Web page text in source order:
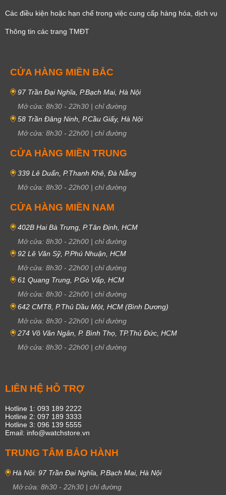
Các điều kiện hoặc hạn chế trong việc cung cấp hàng hóa, dịch vụ
Thông tin các trang TMĐT
CỬA HÀNG MIỀN BẮC
97 Trần Đại Nghĩa, P.Bạch Mai, Hà Nội
Mở cửa: 8h30 - 22h30 | chỉ đường
58 Trần Đăng Ninh, P.Cầu Giấy, Hà Nội
Mở cửa: 8h30 - 22h00 | chỉ đường
CỬA HÀNG MIỀN TRUNG
339 Lê Duẩn, P.Thanh Khê, Đà Nẵng
Mở cửa: 8h30 - 22h00 | chỉ đường
CỬA HÀNG MIỀN NAM
402B Hai Bà Trưng, P.Tân Định, HCM
Mở cửa: 8h30 - 22h00 | chỉ đường
92 Lê Văn Sỹ, P.Phú Nhuận, HCM
Mở cửa: 8h30 - 22h00 | chỉ đường
61 Quang Trung, P.Gò Vấp, HCM
Mở cửa: 8h30 - 22h00 | chỉ đường
642 CMT8, P.Thủ Dầu Một, HCM (Bình Dương)
Mở cửa: 8h30 - 22h00 | chỉ đường
274 Võ Văn Ngân, P. Bình Thọ, TP.Thủ Đức, HCM
Mở cửa: 8h30 - 22h00 | chỉ đường
LIÊN HỆ HỖ TRỢ
Hotline 1: 093 189 2222
Hotline 2: 097 189 3333
Hotline 3: 096 139 5555
Email: info@watchstore.vn
TRUNG TÂM BẢO HÀNH
Hà Nội: 97 Trần Đại Nghĩa, P.Bạch Mai, Hà Nội
Mở cửa: 8h30 - 22h30 | chỉ đường